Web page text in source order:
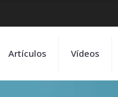
Artículos Vídeos